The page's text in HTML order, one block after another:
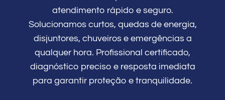
atendimento rápido e seguro.
Solucionamos curtos, quedas de energia,
disjuntores, chuveiros e emergências a
qualquer hora. Profissional certificado,
diagnóstico preciso e resposta imediata
para garantir proteção e tranquilidade.